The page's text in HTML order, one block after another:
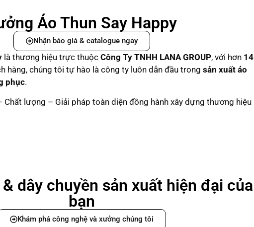
Áo Thun Say Happy
Nhận báo giá & catalogue ngay
là thương hiệu trực thuộc Công Ty TNHH LANA GROUP, với hơn 14
hàng, chúng tôi tự hào là công ty luôn dẫn đầu trong sản xuất áo
phục.
Chất lượng – Giải pháp toàn diện đồng hành xây dựng thương hiệu
dây chuyền sản xuất hiện đại của
bạn
Khám phá công nghệ và xưởng chúng tôi